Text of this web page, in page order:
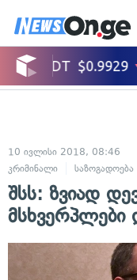
10 ივლისი 2018, 08:46
კრიმინალი
საზოგადოება
შსს: ზვიად
მსხვერპლები